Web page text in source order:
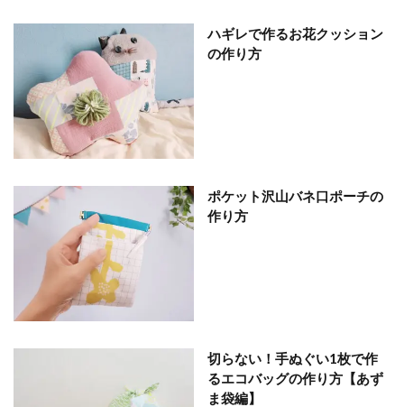
ハギレで作るお花クッション
の作り方
ポケット沢山バネ口ポーチの
作り方
切らない！手ぬぐい1枚で作
るエコバッグの作り方【あず
ま袋編】